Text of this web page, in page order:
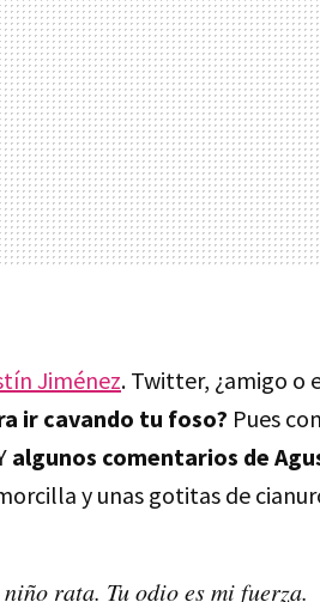
Jiménez. Twitter, ¿amigo o
ir cavando tu foso? Pues
algunos comentarios de
y unas gotitas de
rata. Tu odio es mi fuerza.